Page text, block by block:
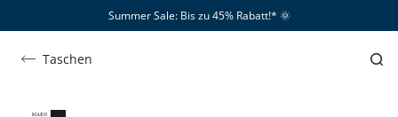
Summer Sale: Bis zu 45% Rabatt!*​ 🌞
Taschen